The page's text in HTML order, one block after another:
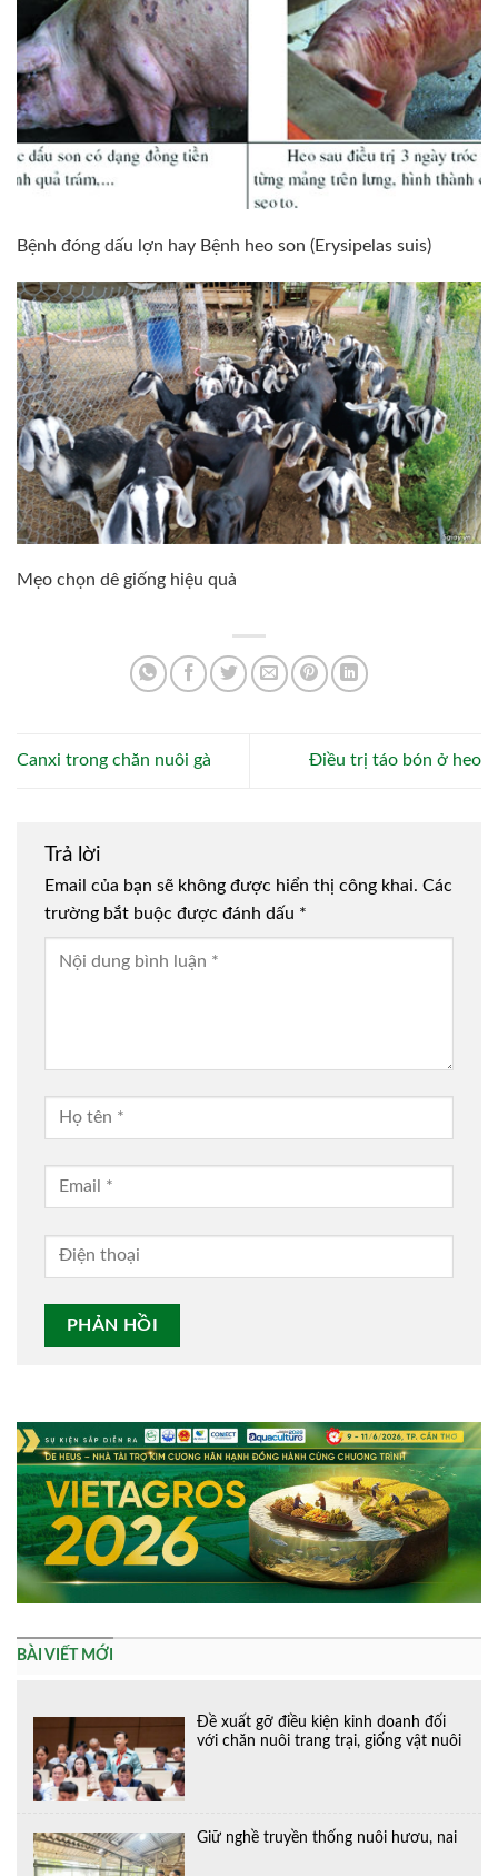
Bệnh đóng dấu lợn hay Bệnh heo son (Erysipelas suis)
Mẹo chọn dê giống hiệu quả
Canxi trong chăn nuôi gà Điều trị táo bón ở heo
Trả lời
Email của bạn sẽ không được hiển thị công khai. Các
trường bắt buộc được đánh dấu *
BÀI VIẾT MỚI
Đề xuất gỡ điều kiện kinh doanh đối
với chăn nuôi trang trại, giống vật nuôi
Giữ nghề truyền thống nuôi hươu, nai